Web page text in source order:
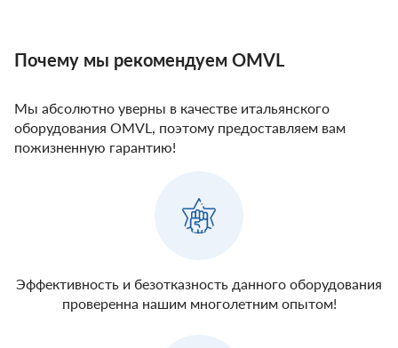
Почему мы рекомендуем OMVL
Мы абсолютно уверны в качестве итальянского
оборудования OMVL, поэтому предоставляем вам
пожизненную гарантию!
Эффективность и безотказность данного оборудования
проверенна нашим многолетним опытом!